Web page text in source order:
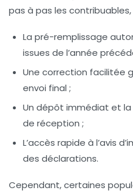
pas à pas les
La pré-remplissage
issues de l’année
Une correction facilitée
envoi final ;
Un dépôt immédiat et
de réception ;
L’accès rapide à l’avis
des déclarations.
Cependant, certaines